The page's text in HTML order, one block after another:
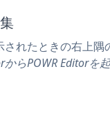
れたときの右上隅
らPOWR Editorを起